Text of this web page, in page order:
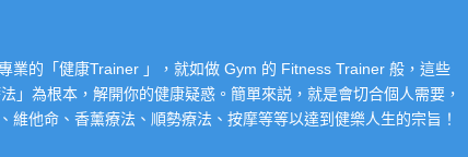
業的「健康Trainer 」，就如做 Gym 的 Fitness Trainer 般，這些
」為根本，解開你的健康疑惑。簡單來説，就是會切合個人需要，
他命、香薰療法、順勢療法、按摩等等以達到健樂人生的宗旨！